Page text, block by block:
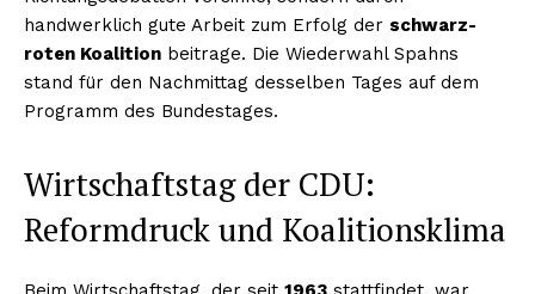
handwerklich gute Arbeit zum Erfolg der schwarz-
roten Koalition beitrage. Die Wiederwahl Spahns
stand für den Nachmittag desselben Tages auf dem
Programm des Bundestages.
Wirtschaftstag der CDU:
Reformdruck und Koalitionsklima